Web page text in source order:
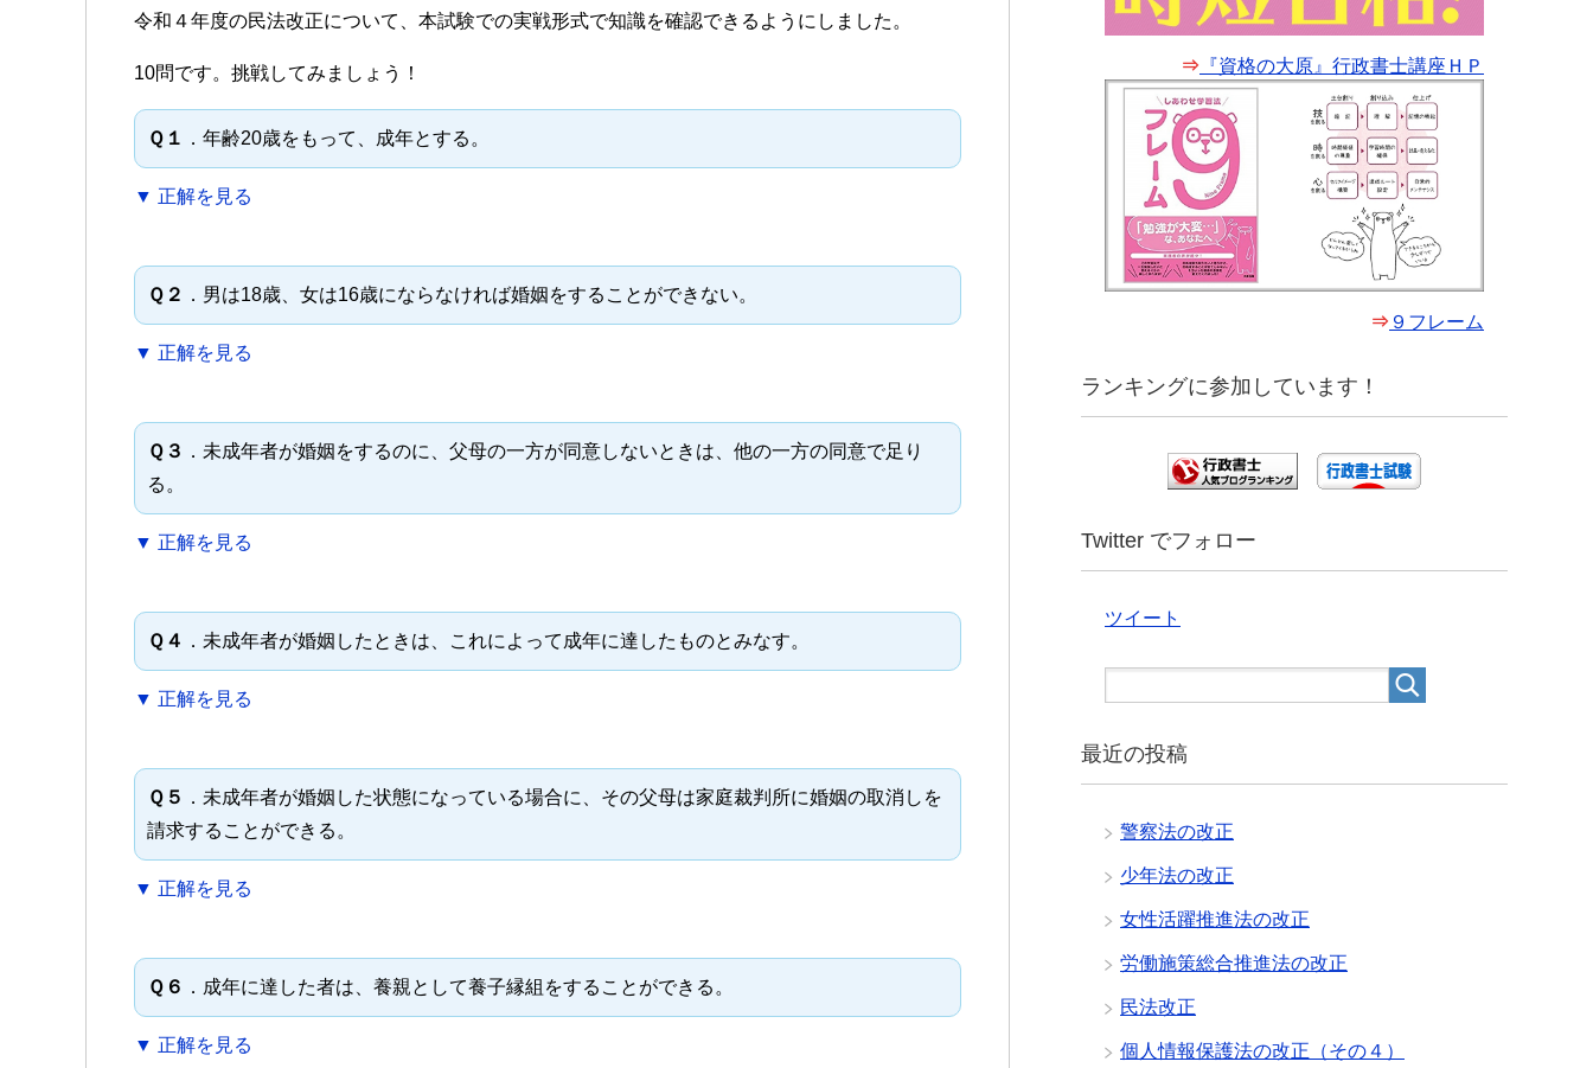
c
e
b
o
o
tt
er
e
令和４年度の民法改正について、本試験での実戦形式で知識を確認できるようにしました。
10問です。挑戦してみましょう！
Ｑ１ ．年齢20歳をもって、成年とする。
▼ 正解を見る
Ｑ２ ．男は18歳、女は16歳にならなければ婚姻をすることができない。
▼ 正解を見る
Ｑ３ ．未成年者が婚姻をするのに、父母の一方が同意しないときは、他の一方の同意で足り
る。
▼ 正解を見る
Ｑ４ ．未成年者が婚姻したときは、これによって成年に達したものとみなす。
▼ 正解を見る
Ｑ５ ．未成年者が婚姻した状態になっている場合に、その父母は家庭裁判所に婚姻の取消しを
請求することができる。
▼ 正解を見る
Ｑ６ ．成年に達した者は、養親として養子縁組をすることができる。
▼ 正解を見る
⇒ 『資格の大原』行政書士講座ＨＰ
⇒ ９フレーム
ランキングに参加しています！
Twitter でフォロー
ツイート
最近の投稿
警察法の改正
少年法の改正
女性活躍推進法の改正
労働施策総合推進法の改正
民法改正
個人情報保護法の改正（その４）